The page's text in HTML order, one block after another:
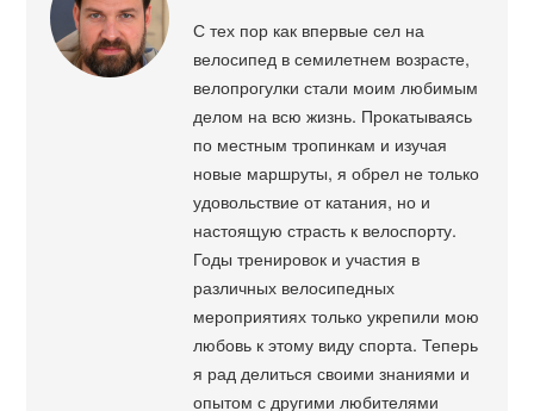
С тех пор как впервые сел на
велосипед в семилетнем возрасте,
велопрогулки стали моим любимым
делом на всю жизнь. Прокатываясь
по местным тропинкам и изучая
новые маршруты, я обрел не только
удовольствие от катания, но и
настоящую страсть к велоспорту.
Годы тренировок и участия в
различных велосипедных
мероприятиях только укрепили мою
любовь к этому виду спорта. Теперь
я рад делиться своими знаниями и
опытом с другими любителями